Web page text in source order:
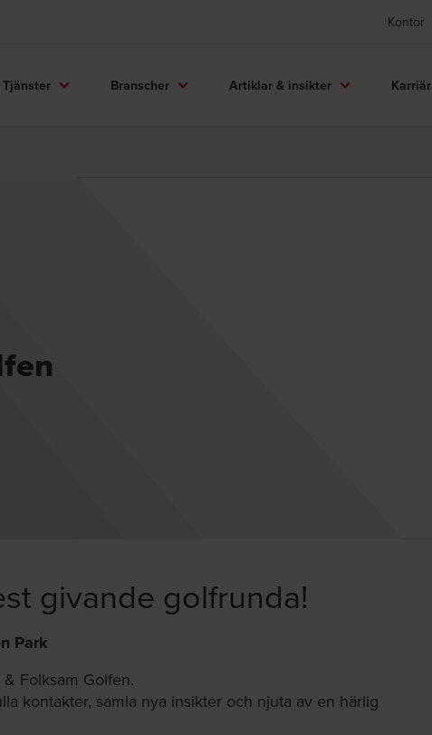
Kontor
Tjänster Branscher Artiklar & insikter Karriär
givande golfrunda!
Park
Folksam Golfen.
kontakter, samla nya insikter och njuta av en härlig